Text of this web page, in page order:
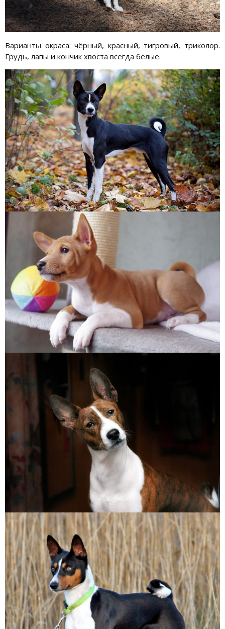
Варианты окраса: чёрный, красный, тигровый, триколор.
Грудь, лапы и кончик хвоста всегда белые.